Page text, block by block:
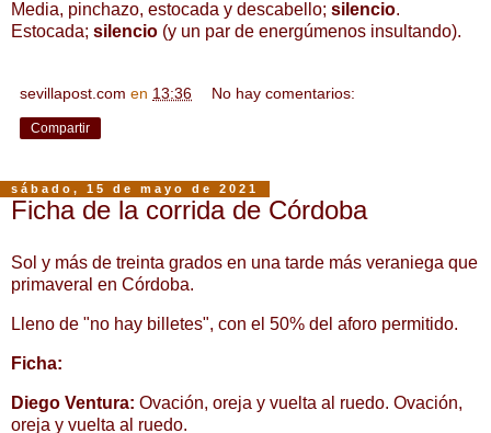
Media, pinchazo, estocada y descabello; silencio.
Estocada; silencio (y un par de energúmenos insultando).
sevillapost.com en 13:36 No hay comentarios:
Compartir
sábado, 15 de mayo de 2021
Ficha de la corrida de Córdoba
Sol y más de treinta grados en una tarde más veraniega que
primaveral en Córdoba.
Lleno de "no hay billetes", con el 50% del aforo permitido.
Ficha:
Diego Ventura: Ovación, oreja y vuelta al ruedo. Ovación,
oreja y vuelta al ruedo.